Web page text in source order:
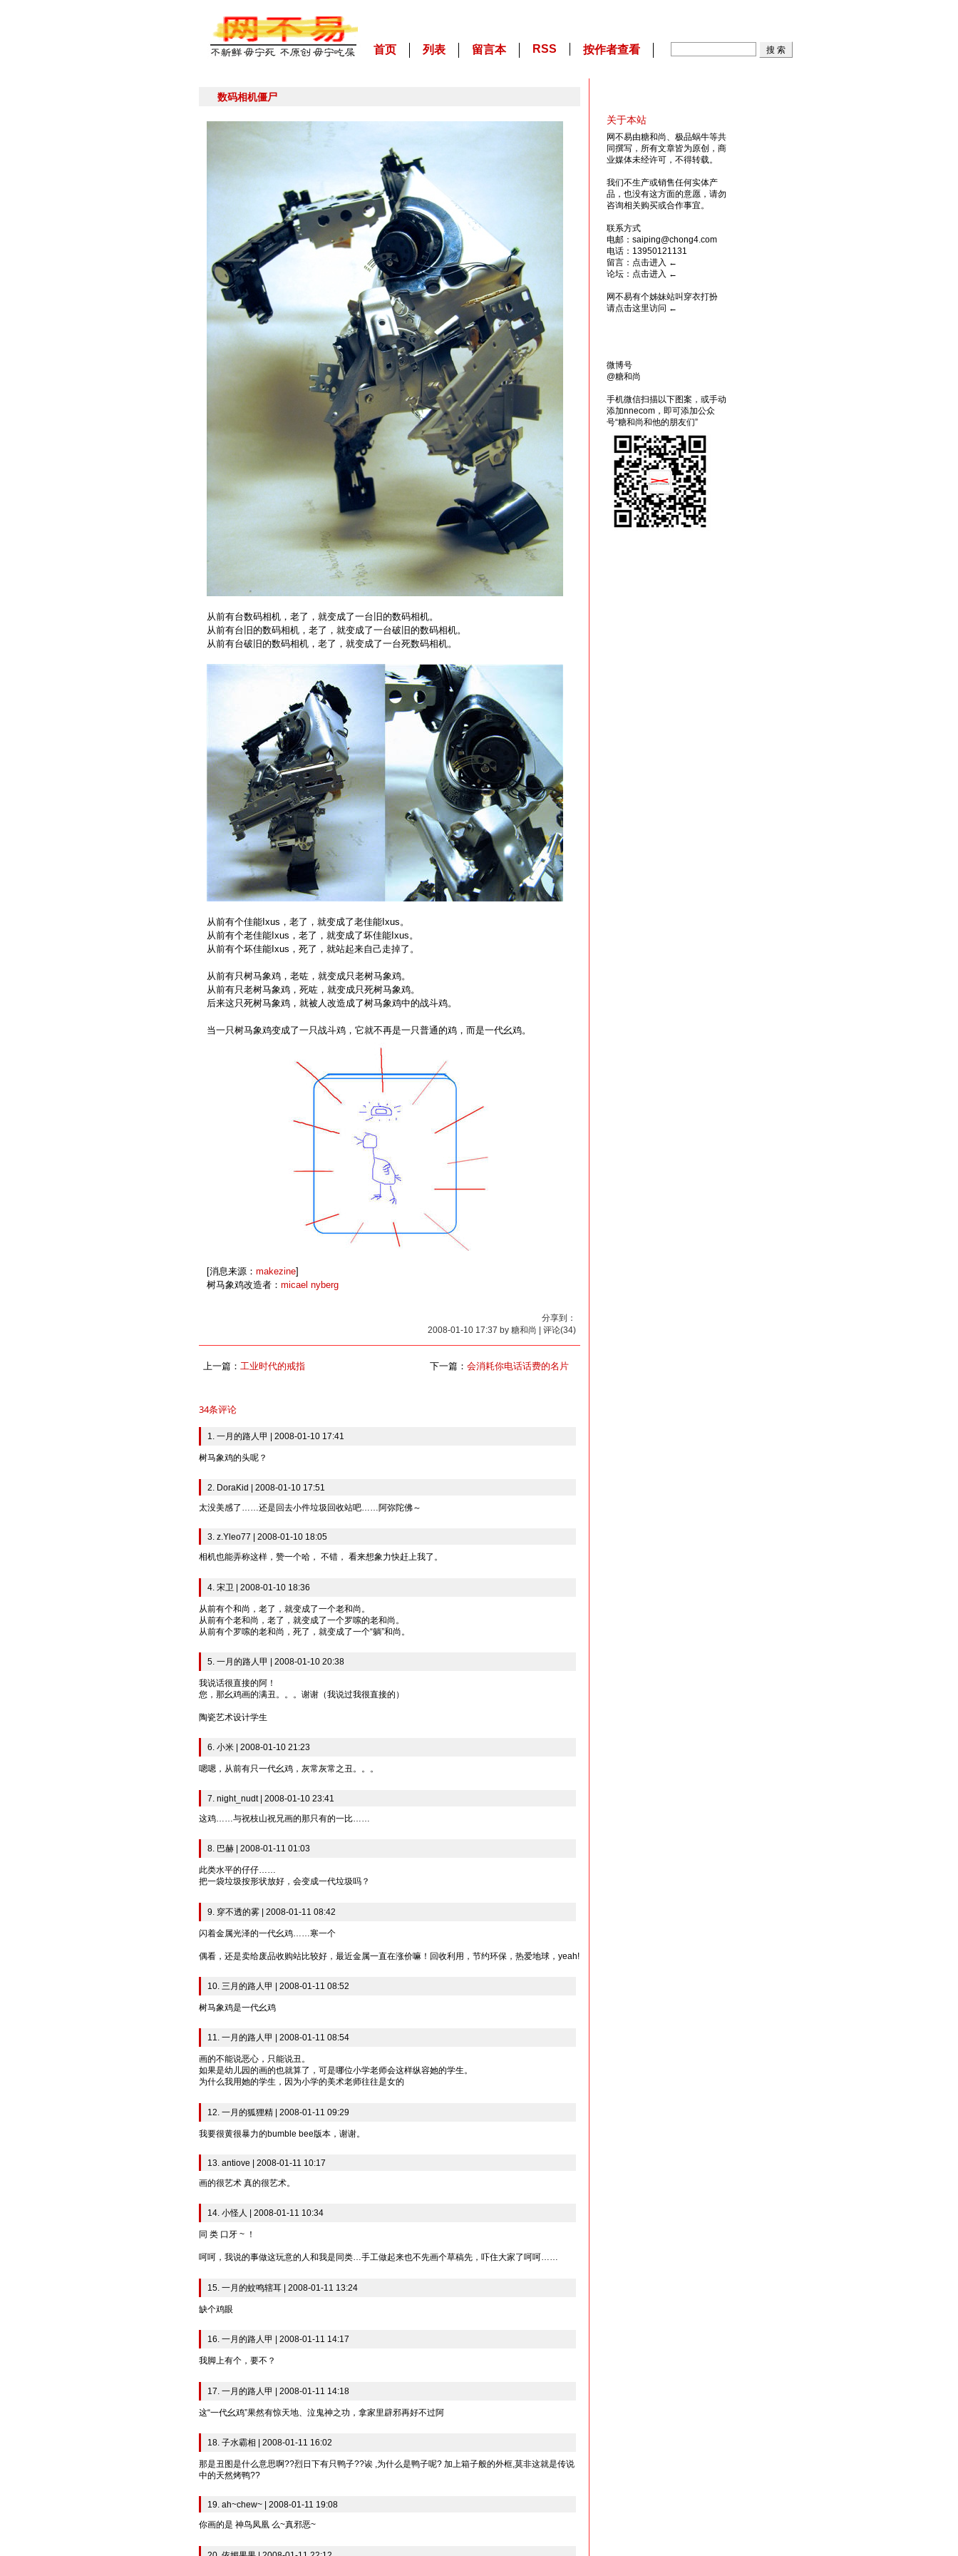
首页 列表 留言本 RSS 按作者查看
数码相机僵尸
从前有台数码相机，老了，就变成了一台旧的数码相机。
从前有台旧的数码相机，老了，就变成了一台破旧的数码相机。
从前有台破旧的数码相机，老了，就变成了一台死数码相机。
从前有个佳能Ixus，老了，就变成了老佳能Ixus。
从前有个老佳能Ixus，老了，就变成了坏佳能Ixus。
从前有个坏佳能Ixus，死了，就站起来自己走掉了。
从前有只树马象鸡，老咗，就变成只老树马象鸡。
从前有只老树马象鸡，死咗，就变成只死树马象鸡。
后来这只死树马象鸡，就被人改造成了树马象鸡中的战斗鸡。
当一只树马象鸡变成了一只战斗鸡，它就不再是一只普通的鸡，而是一代幺鸡。
[消息来源： makezine]
树马象鸡改造者： micael nyberg
分享到：
2008-01-10 17:37 by 糖和尚 | 评论(34)
上一篇： 工业时代的戒指 下一篇： 会消耗你电话话费的名片
34条评论
1. 一月的路人甲 | 2008-01-10 17:41
树马象鸡的头呢？
2. DoraKid | 2008-01-10 17:51
太没美感了……还是回去小件垃圾回收站吧……阿弥陀佛～
3. z.Yleo77 | 2008-01-10 18:05
相机也能弄称这样，赞一个哈， 不错， 看来想象力快赶上我了。
4. 宋卫 | 2008-01-10 18:36
从前有个和尚，老了，就变成了一个老和尚。
从前有个老和尚，老了，就变成了一个罗嗦的老和尚。
从前有个罗嗦的老和尚，死了，就变成了一个“躺”和尚。
5. 一月的路人甲 | 2008-01-10 20:38
我说话很直接的阿！
您，那幺鸡画的满丑。。。谢谢（我说过我很直接的）
陶瓷艺术设计学生
6. 小米 | 2008-01-10 21:23
嗯嗯，从前有只一代幺鸡，灰常灰常之丑。。。
7. night_nudt | 2008-01-10 23:41
这鸡……与祝枝山祝兄画的那只有的一比……
8. 巴赫 | 2008-01-11 01:03
此类水平的仔仔……
把一袋垃圾按形状放好，会变成一代垃圾吗？
9. 穿不透的雾 | 2008-01-11 08:42
闪着金属光泽的一代幺鸡……寒一个
偶看，还是卖给废品收购站比较好，最近金属一直在涨价嘛！回收利用，节约环保，热爱地球，yeah!
10. 三月的路人甲 | 2008-01-11 08:52
树马象鸡是一代幺鸡
11. 一月的路人甲 | 2008-01-11 08:54
画的不能说恶心，只能说丑。
如果是幼儿园的画的也就算了，可是哪位小学老师会这样纵容她的学生。
为什么我用她的学生，因为小学的美术老师往往是女的
12. 一月的狐狸精 | 2008-01-11 09:29
我要很黄很暴力的bumble bee版本，谢谢。
13. antiove | 2008-01-11 10:17
画的很艺术 真的很艺术。
14. 小怪人 | 2008-01-11 10:34
同 类 口牙 ~ ！
呵呵，我说的事做这玩意的人和我是同类…手工做起来也不先画个草稿先，吓住大家了呵呵……
15. 一月的蚊鸣辖耳 | 2008-01-11 13:24
缺个鸡眼
16. 一月的路人甲 | 2008-01-11 14:17
我脚上有个，要不？
17. 一月的路人甲 | 2008-01-11 14:18
这“一代幺鸡”果然有惊天地、泣鬼神之功，拿家里辟邪再好不过阿
18. 子水霸相 | 2008-01-11 16:02
那是丑图是什么意思啊??烈日下有只鸭子??诶 ,为什么是鸭子呢? 加上箱子般的外框,莫非这就是传说
中的天然烤鸭??
19. ah~chew~ | 2008-01-11 19:08
你画的是 神鸟凤凰 么~真邪恶~
关于本站
网不易由糖和尚、极品蜗牛等共
同撰写，所有文章皆为原创，商
业媒体未经许可，不得转载。
我们不生产或销售任何实体产
品，也没有这方面的意愿，请勿
咨询相关购买或合作事宜。
联系方式
电邮：saiping@chong4.com
电话：13950121131
留言： 点击进入 ←
论坛： 点击进入 ←
网不易有个姊妹站叫穿衣打扮
请点击这里访问 ←
微博号
@糖和尚
手机微信扫描以下图案，或手动
添加nnecom，即可添加公众
号“糖和尚和他的朋友们”